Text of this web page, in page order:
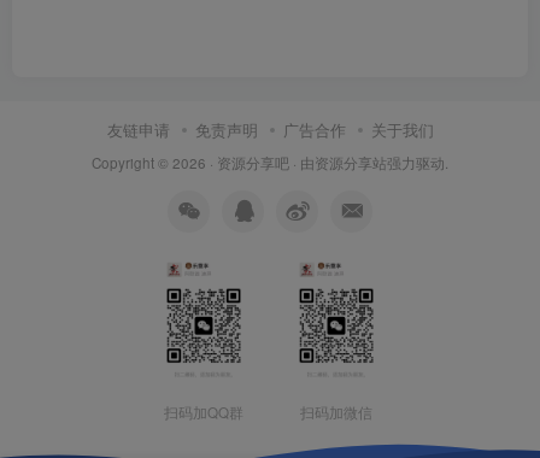
友链申请 免责声明 广告合作 关于我们
Copyright © 2026 · 资源分享吧 · 由资源分享站强力驱动.
扫码加QQ群 扫码加微信